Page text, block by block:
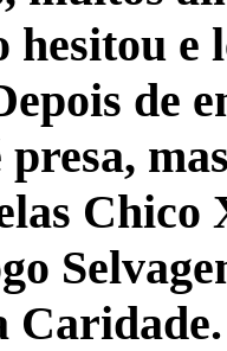
hesitou e
de
presa,
Caridade.